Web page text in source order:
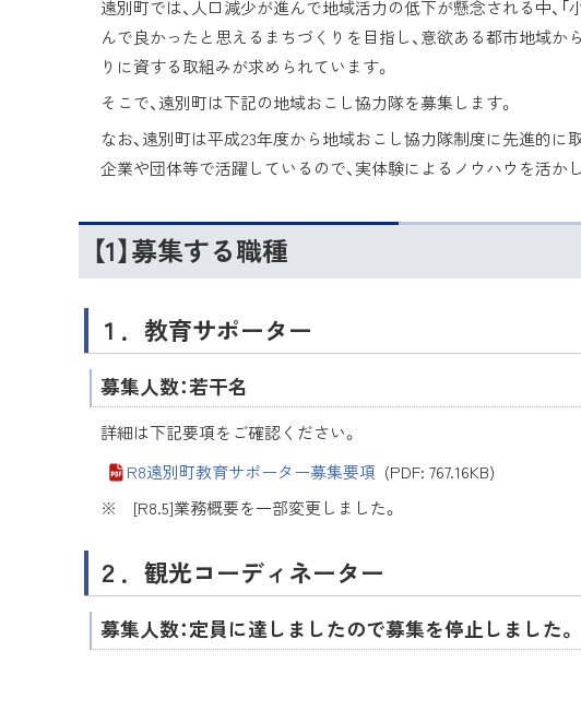
遠別町では、人口減少が進んで地域活力の低下が懸念される中、
んで良かったと思えるまちづくりを目指し、意欲ある都市地域
りに資する取組みが求められています。
そこで、遠別町は下記の地域おこし協力隊を募集します。
なお、遠別町は平成23年度から地域おこし協力隊制度に先進的
企業や団体等で活躍しているので、実体験によるノウハウを活
【1】募集する職種
１．教育サポーター
募集人数：若干名
詳細は下記要項をご確認ください。
R8遠別町教育サポーター募集要項 (PDF: 767.16KB)
※ [R8.5]業務概要を一部変更しました。
２．観光コーディネーター
募集人数：定員に達しましたので募集を停止しました。